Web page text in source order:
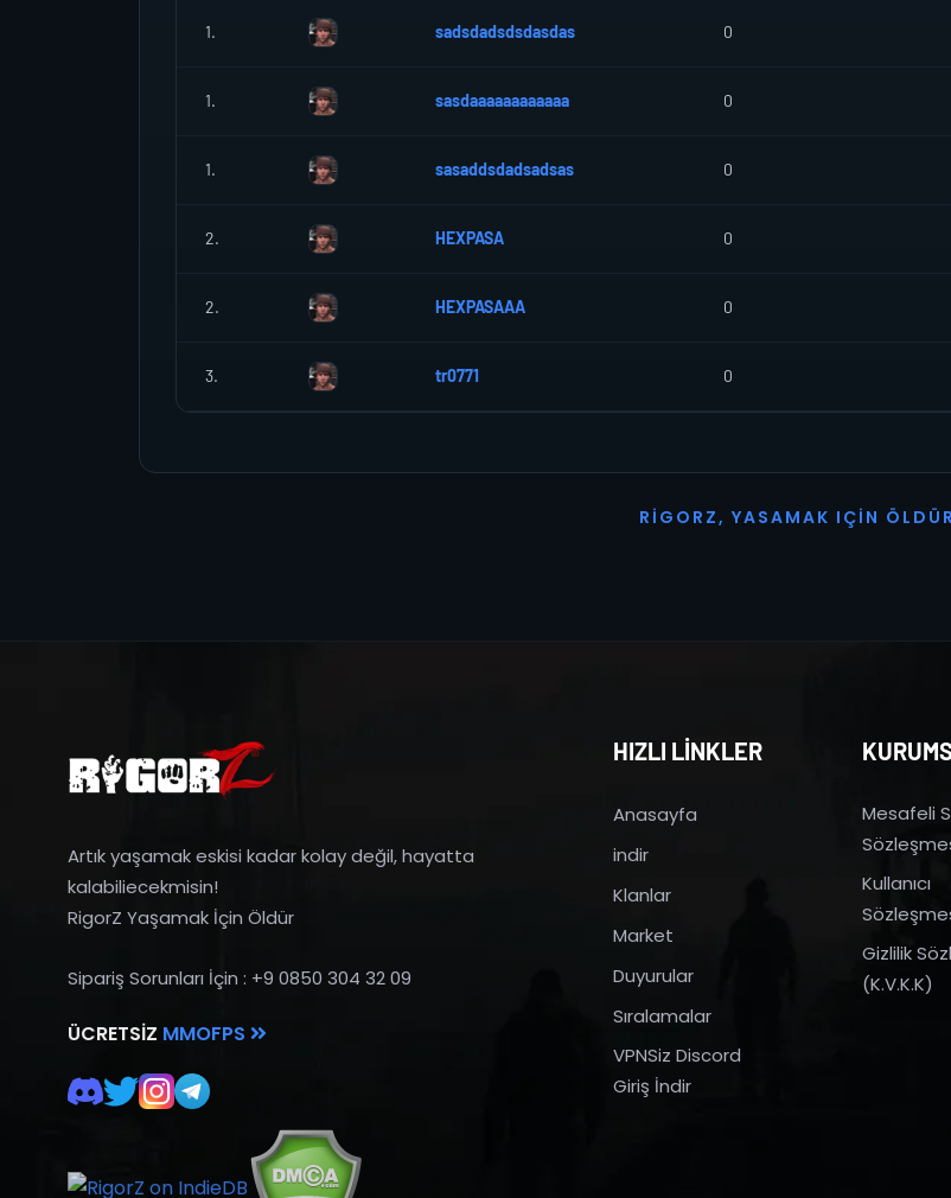
1. sadsdadsdsdasdas 0
1. sasdaaaaaaaaaaaa 0
1. sasaddsdadsadsas 0
2. HEXPASA 0
2. HEXPASAAA 0
3. tr0771 0
R I G O R Z, YASAMAK I ÇI N Ö L D Ü R
Artık yaşamak eskisi kadar kolay değil, hayatta
kalabiliecekmisin!
RigorZ Yaşamak İçin Öldür
Sipariş Sorunları İçin : +9 0850 304 32 09
ÜCRETSIZ MMOFPS
HIZLI LİNKLER
Anasayfa
indir
Klanlar
Market
Duyurular
Sıralamalar
VPNSiz Discord
Giriş İndir
Mesafeli
Kullanıcı
Gizlilik
(K.V.K.K)